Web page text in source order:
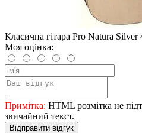
Класична гітара Pro Natura Silver
Моя оцінка:
Примітка: HTML розмітка не
звичайний текст.
Відправити відгук